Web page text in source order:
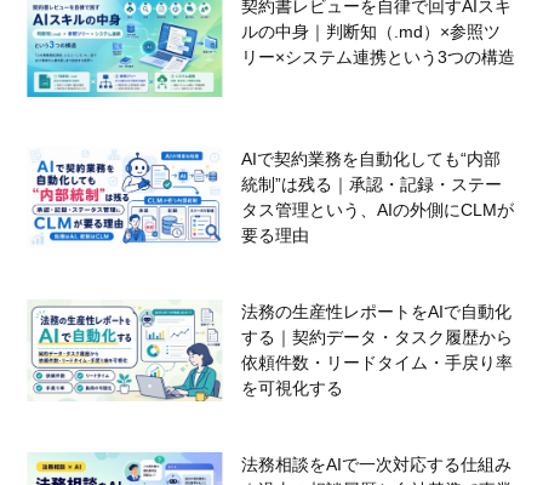
契約書レビューを自律で回すAIスキ
ルの中身｜判断知（.md）×参照ツ
リー×システム連携という3つの構造
AIで契約業務を自動化しても“内部
統制”は残る｜承認・記録・ステー
タス管理という、AIの外側にCLMが
要る理由
法務の生産性レポートをAIで自動化
する｜契約データ・タスク履歴から
依頼件数・リードタイム・手戻り率
を可視化する
法務相談をAIで一次対応する仕組み